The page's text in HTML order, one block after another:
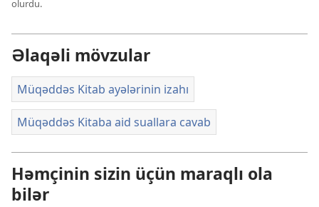
olurdu.
Əlaqəli mövzular
Müqəddəs Kitab ayələrinin izahı
Müqəddəs Kitaba aid suallara cavab
Həmçinin sizin üçün maraqlı ola
bilər